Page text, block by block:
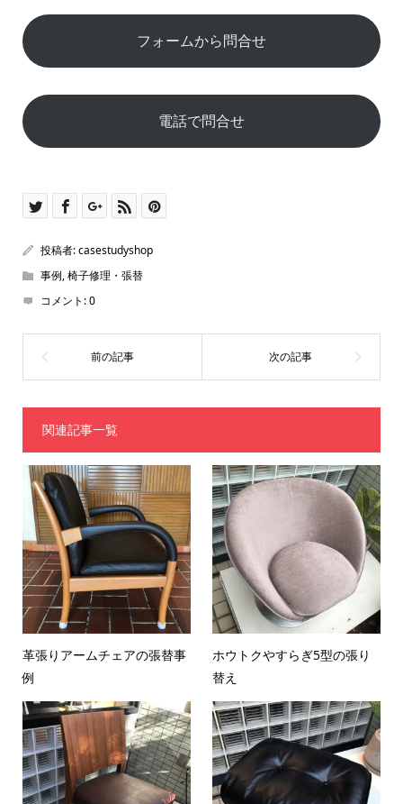
フォームから問合せ
電話で問合せ
投稿者:casestudyshop
事例,椅子修理・張替
コメント:0
関連記事一覧
革張りアームチェアの張替事
例
ホウトクやすらぎ5型の張り
替え